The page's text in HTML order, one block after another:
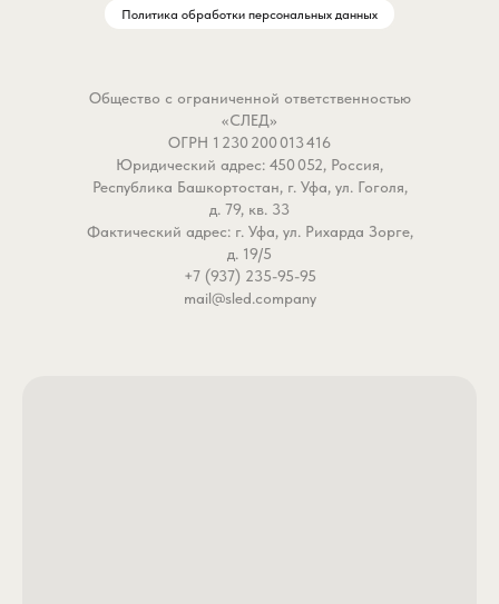
Политика обработки персональных данных
Общество с ограниченной ответственностью
«СЛЕД»
ОГРН 1 230 200 013 416
Юридический адрес: 450 052, Россия,
Республика Башкортостан, г. Уфа, ул. Гоголя,
д. 79, кв. 33
Фактический адрес: г. Уфа, ул. Рихарда Зорге,
д. 19/5
+7 (937) 235-95-95
mail@sled.company